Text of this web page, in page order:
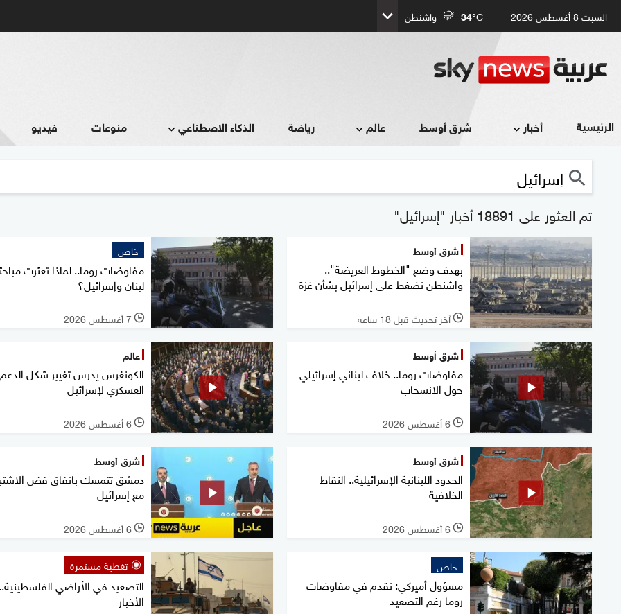
السبت 8 أغسطس 2026 34°C واشنطن
الرئيسية أخبار شرق أوسط عالم رياضة الذكاء الاصطناعي منوعات فيديو
تم العثور على 18891 أخبار "إسرائيل"
شرق أوسط
بهدف وضع "الخطوط العريضة"..
واشنطن تضغط على إسرائيل بشأن غزة
l آخر تحديث قبل 18 ساعة
خاص
مفاوضات روما.. لماذا تعثرت
لبنان وإسرائيل؟
l 7 أغسطس 2026
شرق أوسط
مفاوضات روما.. خلاف لبناني إسرائيلي
حول الانسحاب
l 6 أغسطس 2026
عالم
الكونغرس يدرس تغيير شكل الدعم
العسكري لإسرائيل
l 6 أغسطس 2026
شرق أوسط
الحدود اللبنانية الإسرائيلية.. النقاط
الخلافية
l 6 أغسطس 2026
شرق أوسط
دمشق تتمسك باتفاق فض
مع إسرائيل
l 6 أغسطس 2026
خاص
مسؤول أميركي: تقدم في مفاوضات
روما رغم التصعيد
تغطية مستمرة
التصعيد في الأراضي
الأخبار